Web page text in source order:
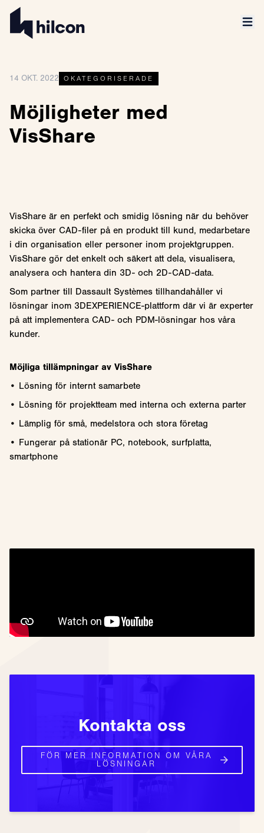
14 OKT. 2022 OKATEGORISERADE
Möjligheter med
VisShare
VisShare är en perfekt och smidig lösning när du behöver
skicka över CAD-filer på en produkt till kund, medarbetare
i din organisation eller personer inom projektgruppen.
VisShare gör det enkelt och säkert att dela, visualisera,
analysera och hantera din 3D- och 2D-CAD-data.
Som partner till Dassault Systèmes tillhandahåller vi
lösningar inom 3DEXPERIENCE-plattform där vi är experter
på att implementera CAD- och PDM-lösningar hos våra
kunder.
Möjliga tillämpningar av VisShare
• Lösning för internt samarbete
• Lösning för projektteam med interna och externa parter
• Lämplig för små, medelstora och stora företag
• Fungerar på stationär PC, notebook, surfplatta,
smartphone
Kontakta oss
FÖR MER INFORMATION OM VÅRA
LÖSNINGAR